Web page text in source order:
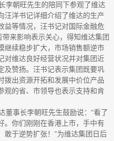
朝旺先生的陪同下参观了维达
汪洋书记详细介绍了维达的生产
益等情况，汪书记对国际金融危
来影响表示关心，得知维达集团
继续稳步扩大，市场销售额逆市
对维达良好经营状况并对集团近
及赞扬。汪书记表示集团既要巩
拨出资源开拓和发展中价位产品
观的省、市领导也表示支持和肯
事长李朝旺先生鼓励说：“看了
。你们刚刚在香港上市，手中有
敢于逆势扩张！”为维达集团日后